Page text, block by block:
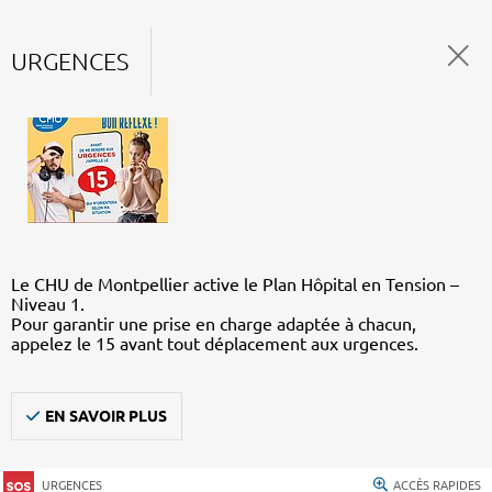
URGENCES
Le CHU de Montpellier active le Plan Hôpital en Tension –
Niveau 1.
Pour garantir une prise en charge adaptée à chacun,
appelez le 15 avant tout déplacement aux urgences.
EN SAVOIR PLUS
URGENCES ACCÈS RAPIDES